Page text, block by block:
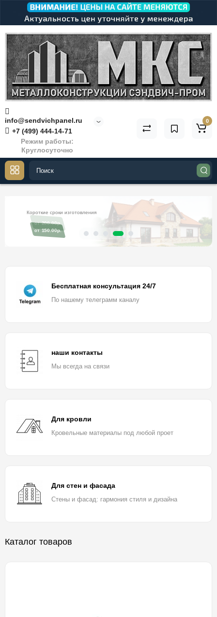
info@sendvichpanel.ru
+7 (499) 444-14-71
Режим работы:
Круглосуточно
0
Короткие сроки изготовления
от 150.00р.
Бесплатная консультация 24/7
По нашему телеграмм каналу
наши контакты
Мы всегда на связи
Для кровли
Кровельные материалы под любой проет
Для стен и фасада
Стены и фасад: гармония стиля и дизайна
Каталог товаров